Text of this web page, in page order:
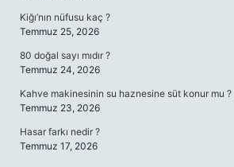
Kiğı’nın nüfusu kaç ?
Temmuz 25, 2026
80 doğal sayı mıdır ?
Temmuz 24, 2026
Kahve makinesinin su haznesine süt konur mu ?
Temmuz 23, 2026
Hasar farkı nedir ?
Temmuz 17, 2026